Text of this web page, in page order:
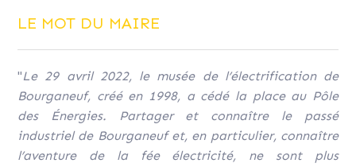
LE MOT DU MAIRE
"Le 29 avril 2022, le musée de l’électrification de
Bourganeuf, créé en 1998, a cédé la place au Pôle
des Énergies. Partager et connaître le passé
industriel de Bourganeuf et, en particulier, connaître
l’aventure de la fée électricité, ne sont plus